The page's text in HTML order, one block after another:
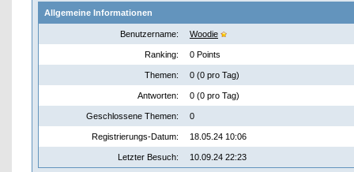
Allgemeine Informationen
Benutzername: Woodie
Ranking: 0 Points
Themen: 0 (0 pro Tag)
Antworten: 0 (0 pro Tag)
Geschlossene Themen: 0
Registrierungs-Datum: 18.05.24 10:06
Letzter Besuch: 10.09.24 22:23